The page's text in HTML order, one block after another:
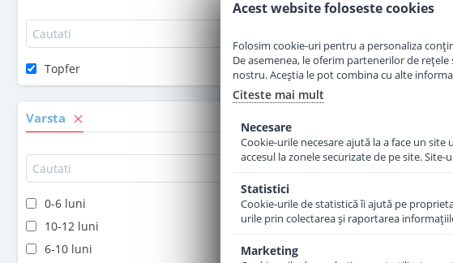
Topfer
Varsta
0-6 luni
10-12 luni
6-10 luni
Adauga in cos
Acest website foloseste cookies
Folosim cookie-uri pentru a personaliza
De asemenea, le oferim partenerilor de
nostru. Aceștia le pot combina cu alte
Citeste mai mult
Necesare
Cookie-urile necesare ajută la a face un
accesul la zonele securizate de pe site.
Statistici
Cookie-urile de statistică îi ajută pe
urile prin colectarea şi raportarea
Marketing